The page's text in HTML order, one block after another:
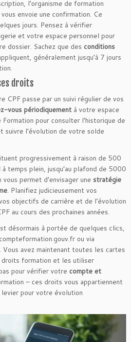
l’organisme de formation
envoie une confirmation. Ce
jours. Pensez à vérifier
et votre espace personnel pour
dossier. Sachez que des conditions
généralement jusqu’à 7 jours
droits
CPF passe par un suivi régulier de vos
vous périodiquement à votre espace
pour consulter l’historique de
suivre l’évolution de votre solde
progressivement à raison de 500
temps plein, jusqu’au plafond de 5000
permet d’envisager une stratégie
. Planifiez judicieusement vos
objectifs de carrière et de l’évolution
au cours des prochaines années.
désormais à portée de quelques clics,
ou via
Vous avez maintenant toutes les cartes
droits formation et les utiliser
pour vérifier votre compte et
– ces droits vous appartiennent
pour votre évolution